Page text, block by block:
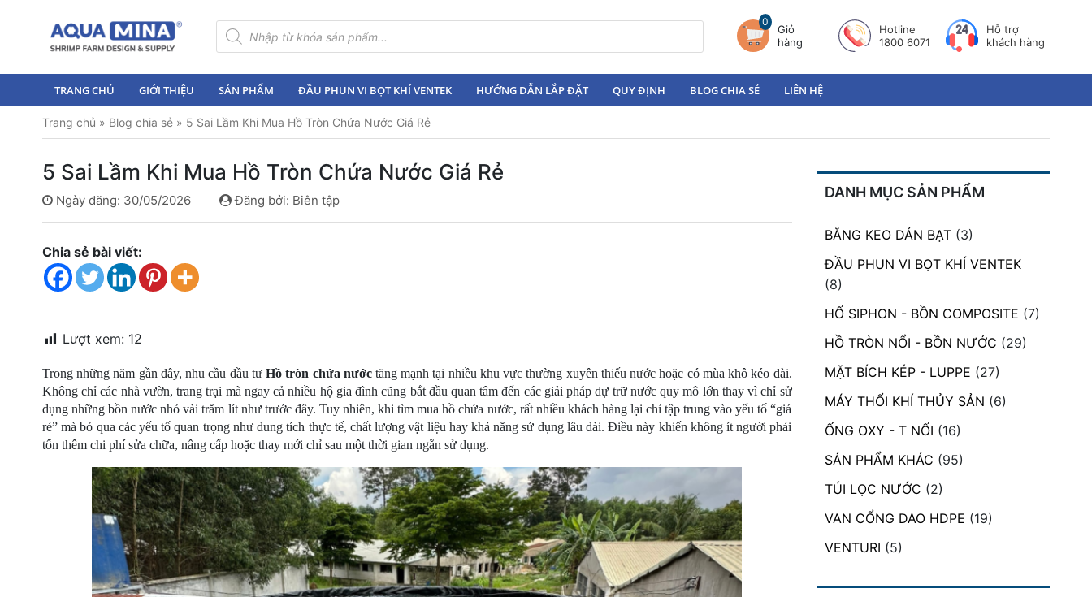
Tìm
kiếm
sản
0
Giỏ
hàng
Hotline
1800 6071
Hỗ trợ
khách hàng
TRANG CHỦ GIỚI THIỆU SẢN PHẨM ĐẦU PHUN VI BỌT KHÍ VENTEK HƯỚNG DẪN LẮP ĐẶT QUY ĐỊNH BLOG CHIA SẺ LIÊN HỆ
Trang chủ » Blog chia sẻ » 5 Sai Lầm Khi Mua Hồ Tròn Chứa Nước Giá Rẻ
5 Sai Lầm Khi Mua Hồ Tròn Chứa Nước Giá Rẻ
Ngày đăng: 30/05/2026 Đăng bởi: Biên tập
Chia sẻ bài viết:
Lượt xem: 12
Trong những năm gần đây, nhu cầu đầu tư Hồ tròn chứa nước tăng mạnh tại nhiều khu vực thường xuyên thiếu nước hoặc có mùa khô kéo dài.
Không chỉ các nhà vườn, trang trại mà ngay cả nhiều hộ gia đình cũng bắt đầu quan tâm đến các giải pháp dự trữ nước quy mô lớn thay vì chỉ sử
dụng những bồn nước nhỏ vài trăm lít như trước đây. Tuy nhiên, khi tìm mua hồ chứa nước, rất nhiều khách hàng lại chỉ tập trung vào yếu tố “giá
rẻ” mà bỏ qua các yếu tố quan trọng như dung tích thực tế, chất lượng vật liệu hay khả năng sử dụng lâu dài. Điều này khiến không ít người phải
tốn thêm chi phí sửa chữa, nâng cấp hoặc thay mới chỉ sau một thời gian ngắn sử dụng.
DANH MỤC SẢN PHẨM
BĂNG KEO DÁN BẠT (3)
ĐẦU PHUN VI BỌT KHÍ VENTEK
(8)
HỐ SIPHON - BỒN COMPOSITE (7)
HỒ TRÒN NỔI - BỒN NƯỚC (29)
MẶT BÍCH KÉP - LUPPE (27)
MÁY THỔI KHÍ THỦY SẢN (6)
ỐNG OXY - T NỐI (16)
SẢN PHẨM KHÁC (95)
TÚI LỌC NƯỚC (2)
VAN CỔNG DAO HDPE (19)
VENTURI (5)